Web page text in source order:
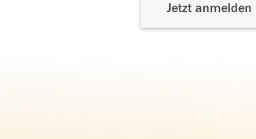
Jetzt anmelden